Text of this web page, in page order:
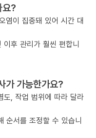
요?
염이 집중돼 있어 시간 대
후 관리가 훨씬 편합니
가 가능한가요?
도, 작업 범위에 따라 달라
순서를 조정할 수 있습니